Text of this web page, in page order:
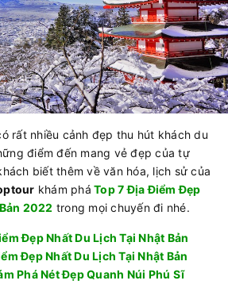
rất nhiều cảnh đẹp thu hút khách du
điểm đến mang vẻ đẹp của tự
biết thêm về văn hóa, lịch sử của
khám phá Top 7 Địa Điểm Đẹp
2022 trong mọi chuyến đi nhé.
Đẹp Nhất Du Lịch Tại Nhật Bản
Đẹp Nhất Du Lịch Tại Nhật Bản
Phá Nét Đẹp Quanh Núi Phú Sĩ